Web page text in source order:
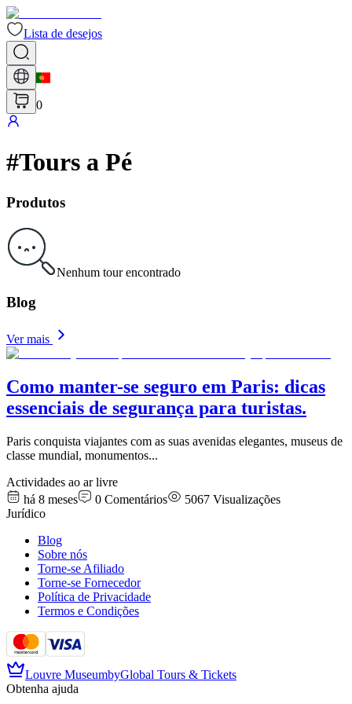
Lista de desejos
0
#Tours a Pé
Produtos
Nenhum tour encontrado
Blog
Ver mais
Como manter-se seguro em Paris: dicas
essenciais de segurança para turistas.
Paris conquista viajantes com as suas avenidas elegantes, museus de
classe mundial, monumentos...
Actividades ao ar livre
há 8 meses
0 Comentários 5067 Visualizações
Jurídico
Blog
Sobre nós
Torne-se Afiliado
Torne-se Fornecedor
Política de Privacidade
Termos e Condições
Louvre MuseumbyGlobal Tours & Tickets
Obtenha ajuda